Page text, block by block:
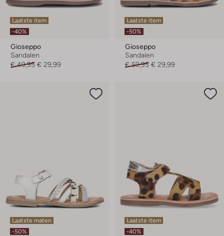
Laatste item
-40%
Gioseppo
Sandalen
€ 49,95 € 29,99
Laatste item
-50%
Gioseppo
Sandalen
€ 59,95 € 29,99
Laatste maten
-50%
Laatste item
-40%